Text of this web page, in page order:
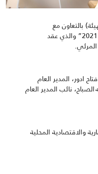
بالتعاون مع
2021” والذي عقد
المرئي.
ادور، المدير العام
الصباح، نائب المدير العام
والاقتصادية المحلية